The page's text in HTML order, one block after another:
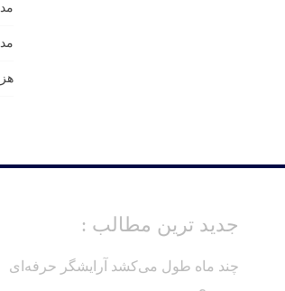
جدید ترین مطالب :
چند ماه طول می‌کشد آرایشگر حرفه‌ای